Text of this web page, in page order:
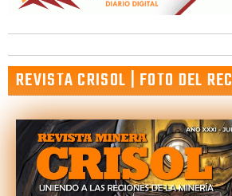
REVISTA CRISOL | FOTO DEL